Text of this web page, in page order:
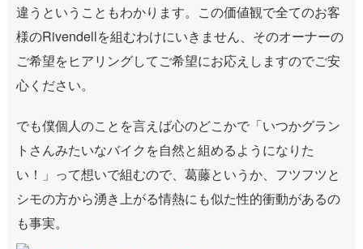
違うということもわかります。この価値観で全てのお客
様のRivendellを組むわけにいきません、そのオーナーの
ご希望をヒアリングしてご希望にお応えしますのでご安
心ください。
でも僕個人のことを言えば心のどこかで「いつかグラン
トさんみたいなバイクを自然と組めるようになりた
い！」って想いで組むので、葛藤というか、フツフツと
シモの方から湧き上がる情熱にも似た性的衝動があるの
も事実。